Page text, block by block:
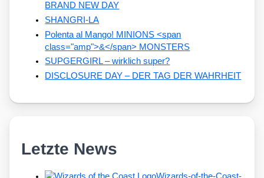
BRAND NEW DAY
SHANGRI-LA
Polenta al Mango! MINIONS <span
class="amp">&</span> MONSTERS
SUPGERGIRL – wirklich super?
DISCLOSURE DAY – DER TAG DER WAHRHEIT
Letzte News
Wizards-of-the-Coast-